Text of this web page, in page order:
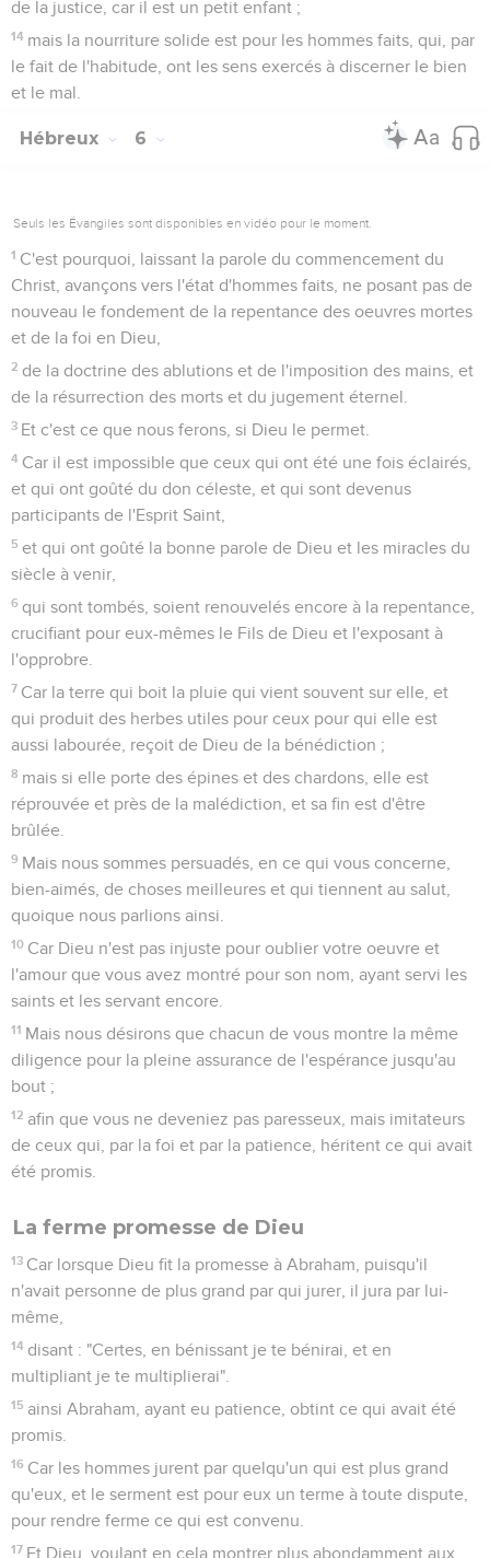
de la justice, car il est un petit enfant ;
14 mais la nourriture solide est pour les hommes faits, qui, par
le fait de l'habitude, ont les sens exercés à discerner le bien
et le mal.
Hébreux 6
Seuls les Évangiles sont disponibles en vidéo pour le moment.
1 C'est pourquoi, laissant la parole du commencement du
Christ, avançons vers l'état d'hommes faits, ne posant pas de
nouveau le fondement de la repentance des oeuvres mortes
et de la foi en Dieu,
2 de la doctrine des ablutions et de l'imposition des mains, et
de la résurrection des morts et du jugement éternel.
3 Et c'est ce que nous ferons, si Dieu le permet.
4 Car il est impossible que ceux qui ont été une fois éclairés,
et qui ont goûté du don céleste, et qui sont devenus
participants de l'Esprit Saint,
5 et qui ont goûté la bonne parole de Dieu et les miracles du
siècle à venir,
6 qui sont tombés, soient renouvelés encore à la repentance,
crucifiant pour eux-mêmes le Fils de Dieu et l'exposant à
l'opprobre.
7 Car la terre qui boit la pluie qui vient souvent sur elle, et
qui produit des herbes utiles pour ceux pour qui elle est
aussi labourée, reçoit de Dieu de la bénédiction ;
8 mais si elle porte des épines et des chardons, elle est
réprouvée et près de la malédiction, et sa fin est d'être
brûlée.
9 Mais nous sommes persuadés, en ce qui vous concerne,
bien-aimés, de choses meilleures et qui tiennent au salut,
quoique nous parlions ainsi.
10 Car Dieu n'est pas injuste pour oublier votre oeuvre et
l'amour que vous avez montré pour son nom, ayant servi les
saints et les servant encore.
11 Mais nous désirons que chacun de vous montre la même
diligence pour la pleine assurance de l'espérance jusqu'au
bout ;
12 afin que vous ne deveniez pas paresseux, mais imitateurs
de ceux qui, par la foi et par la patience, héritent ce qui avait
été promis.
La ferme promesse de Dieu
13 Car lorsque Dieu fit la promesse à Abraham, puisqu'il
n'avait personne de plus grand par qui jurer, il jura par lui-
même,
14 disant : "Certes, en bénissant je te bénirai, et en
multipliant je te multiplierai".
15 ainsi Abraham, ayant eu patience, obtint ce qui avait été
promis.
16 Car les hommes jurent par quelqu'un qui est plus grand
qu'eux, et le serment est pour eux un terme à toute dispute,
pour rendre ferme ce qui est convenu.
17 Et Dieu, voulant en cela montrer plus abondamment aux